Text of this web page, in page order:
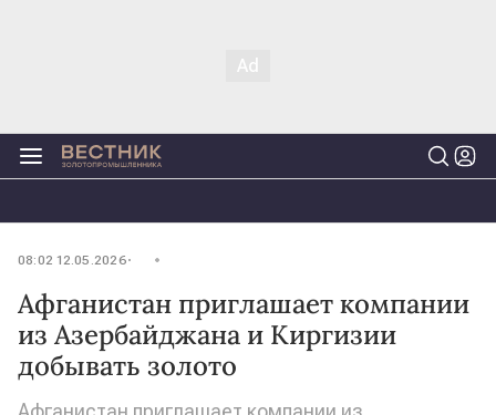
08:02 12.05.2026
Афганистан приглашает компании
из Азербайджана и Киргизии
добывать золото